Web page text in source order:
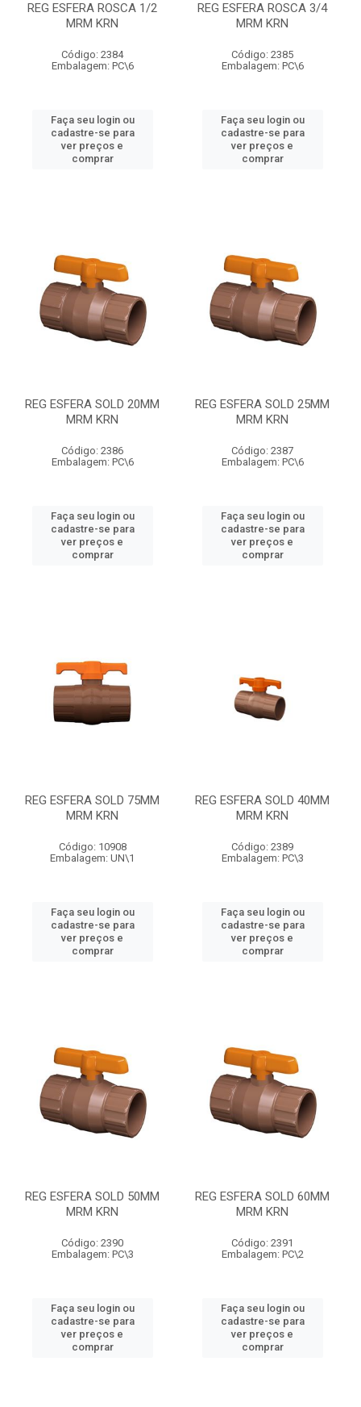
REG ESFERA ROSCA 1/2
MRM KRN
Código: 2384
Embalagem: PC\6
Faça seu login ou
cadastre-se para
ver preços e
comprar
REG ESFERA ROSCA 3/4
MRM KRN
Código: 2385
Embalagem: PC\6
Faça seu login ou
cadastre-se para
ver preços e
comprar
REG ESFERA SOLD 20MM
MRM KRN
Código: 2386
Embalagem: PC\6
Faça seu login ou
cadastre-se para
ver preços e
comprar
REG ESFERA SOLD 25MM
MRM KRN
Código: 2387
Embalagem: PC\6
Faça seu login ou
cadastre-se para
ver preços e
comprar
REG ESFERA SOLD 75MM
MRM KRN
Código: 10908
Embalagem: UN\1
Faça seu login ou
cadastre-se para
ver preços e
comprar
REG ESFERA SOLD 40MM
MRM KRN
Código: 2389
Embalagem: PC\3
Faça seu login ou
cadastre-se para
ver preços e
comprar
REG ESFERA SOLD 50MM
MRM KRN
Código: 2390
Embalagem: PC\3
Faça seu login ou
cadastre-se para
ver preços e
comprar
REG ESFERA SOLD 60MM
MRM KRN
Código: 2391
Embalagem: PC\2
Faça seu login ou
cadastre-se para
ver preços e
comprar